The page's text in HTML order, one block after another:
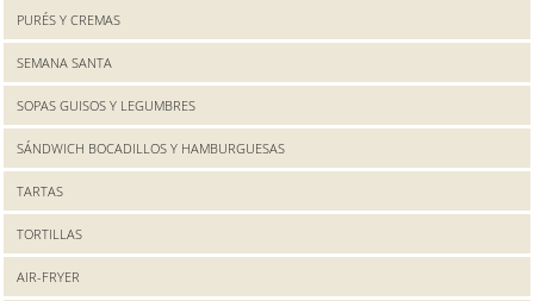
PURÉS Y CREMAS
SEMANA SANTA
SOPAS GUISOS Y LEGUMBRES
SÁNDWICH BOCADILLOS Y HAMBURGUESAS
TARTAS
TORTILLAS
AIR-FRYER